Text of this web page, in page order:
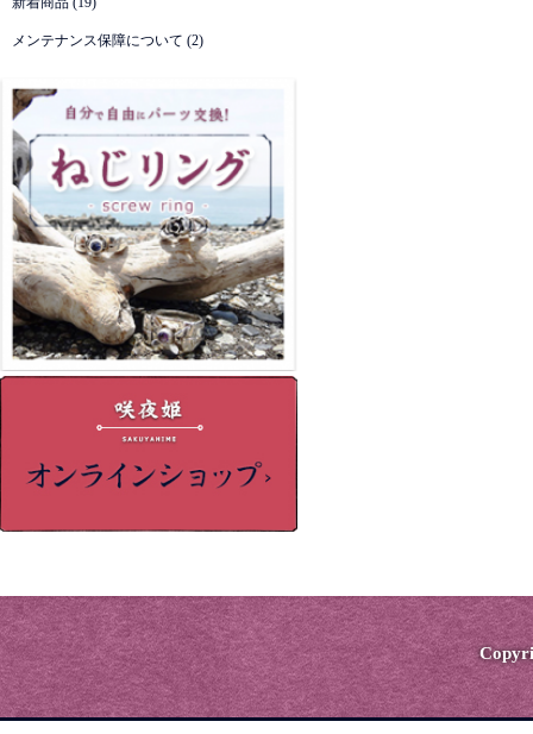
メンテナンス保障について (2)